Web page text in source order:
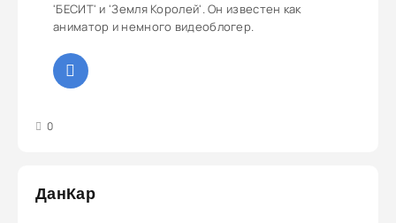
'БЕСИТ' и 'Земля Королей'. Он известен как
аниматор и немного видеоблогер.
0
ДанКар